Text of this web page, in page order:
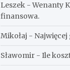
Leszek -Wenanty
finansowa.
Mikołaj -
Sławomir -Ile